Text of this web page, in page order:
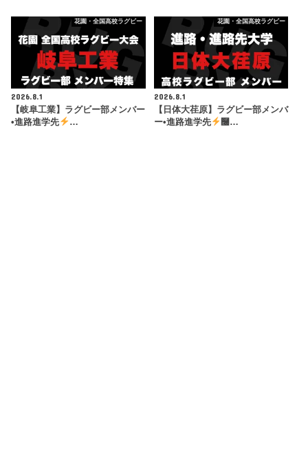
花園・全国高校ラグビー
2026.8.1
【岐阜工業】ラグビー部メンバー
•進路進学先
…
花園・全国高校ラグビー
2026.8.1
【日体大荏原】ラグビー部メンバ
ー•進路進学先
࿠…